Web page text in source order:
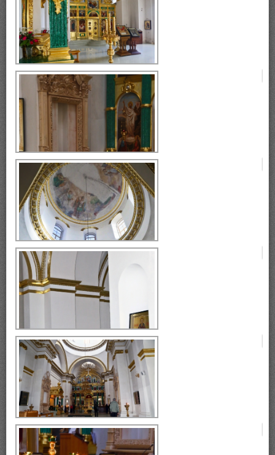
Богоявленский собор
Богоявленский собор
Богоявленский собор
Богоявленский собор
Богоявленский собор
Богоявленский собор